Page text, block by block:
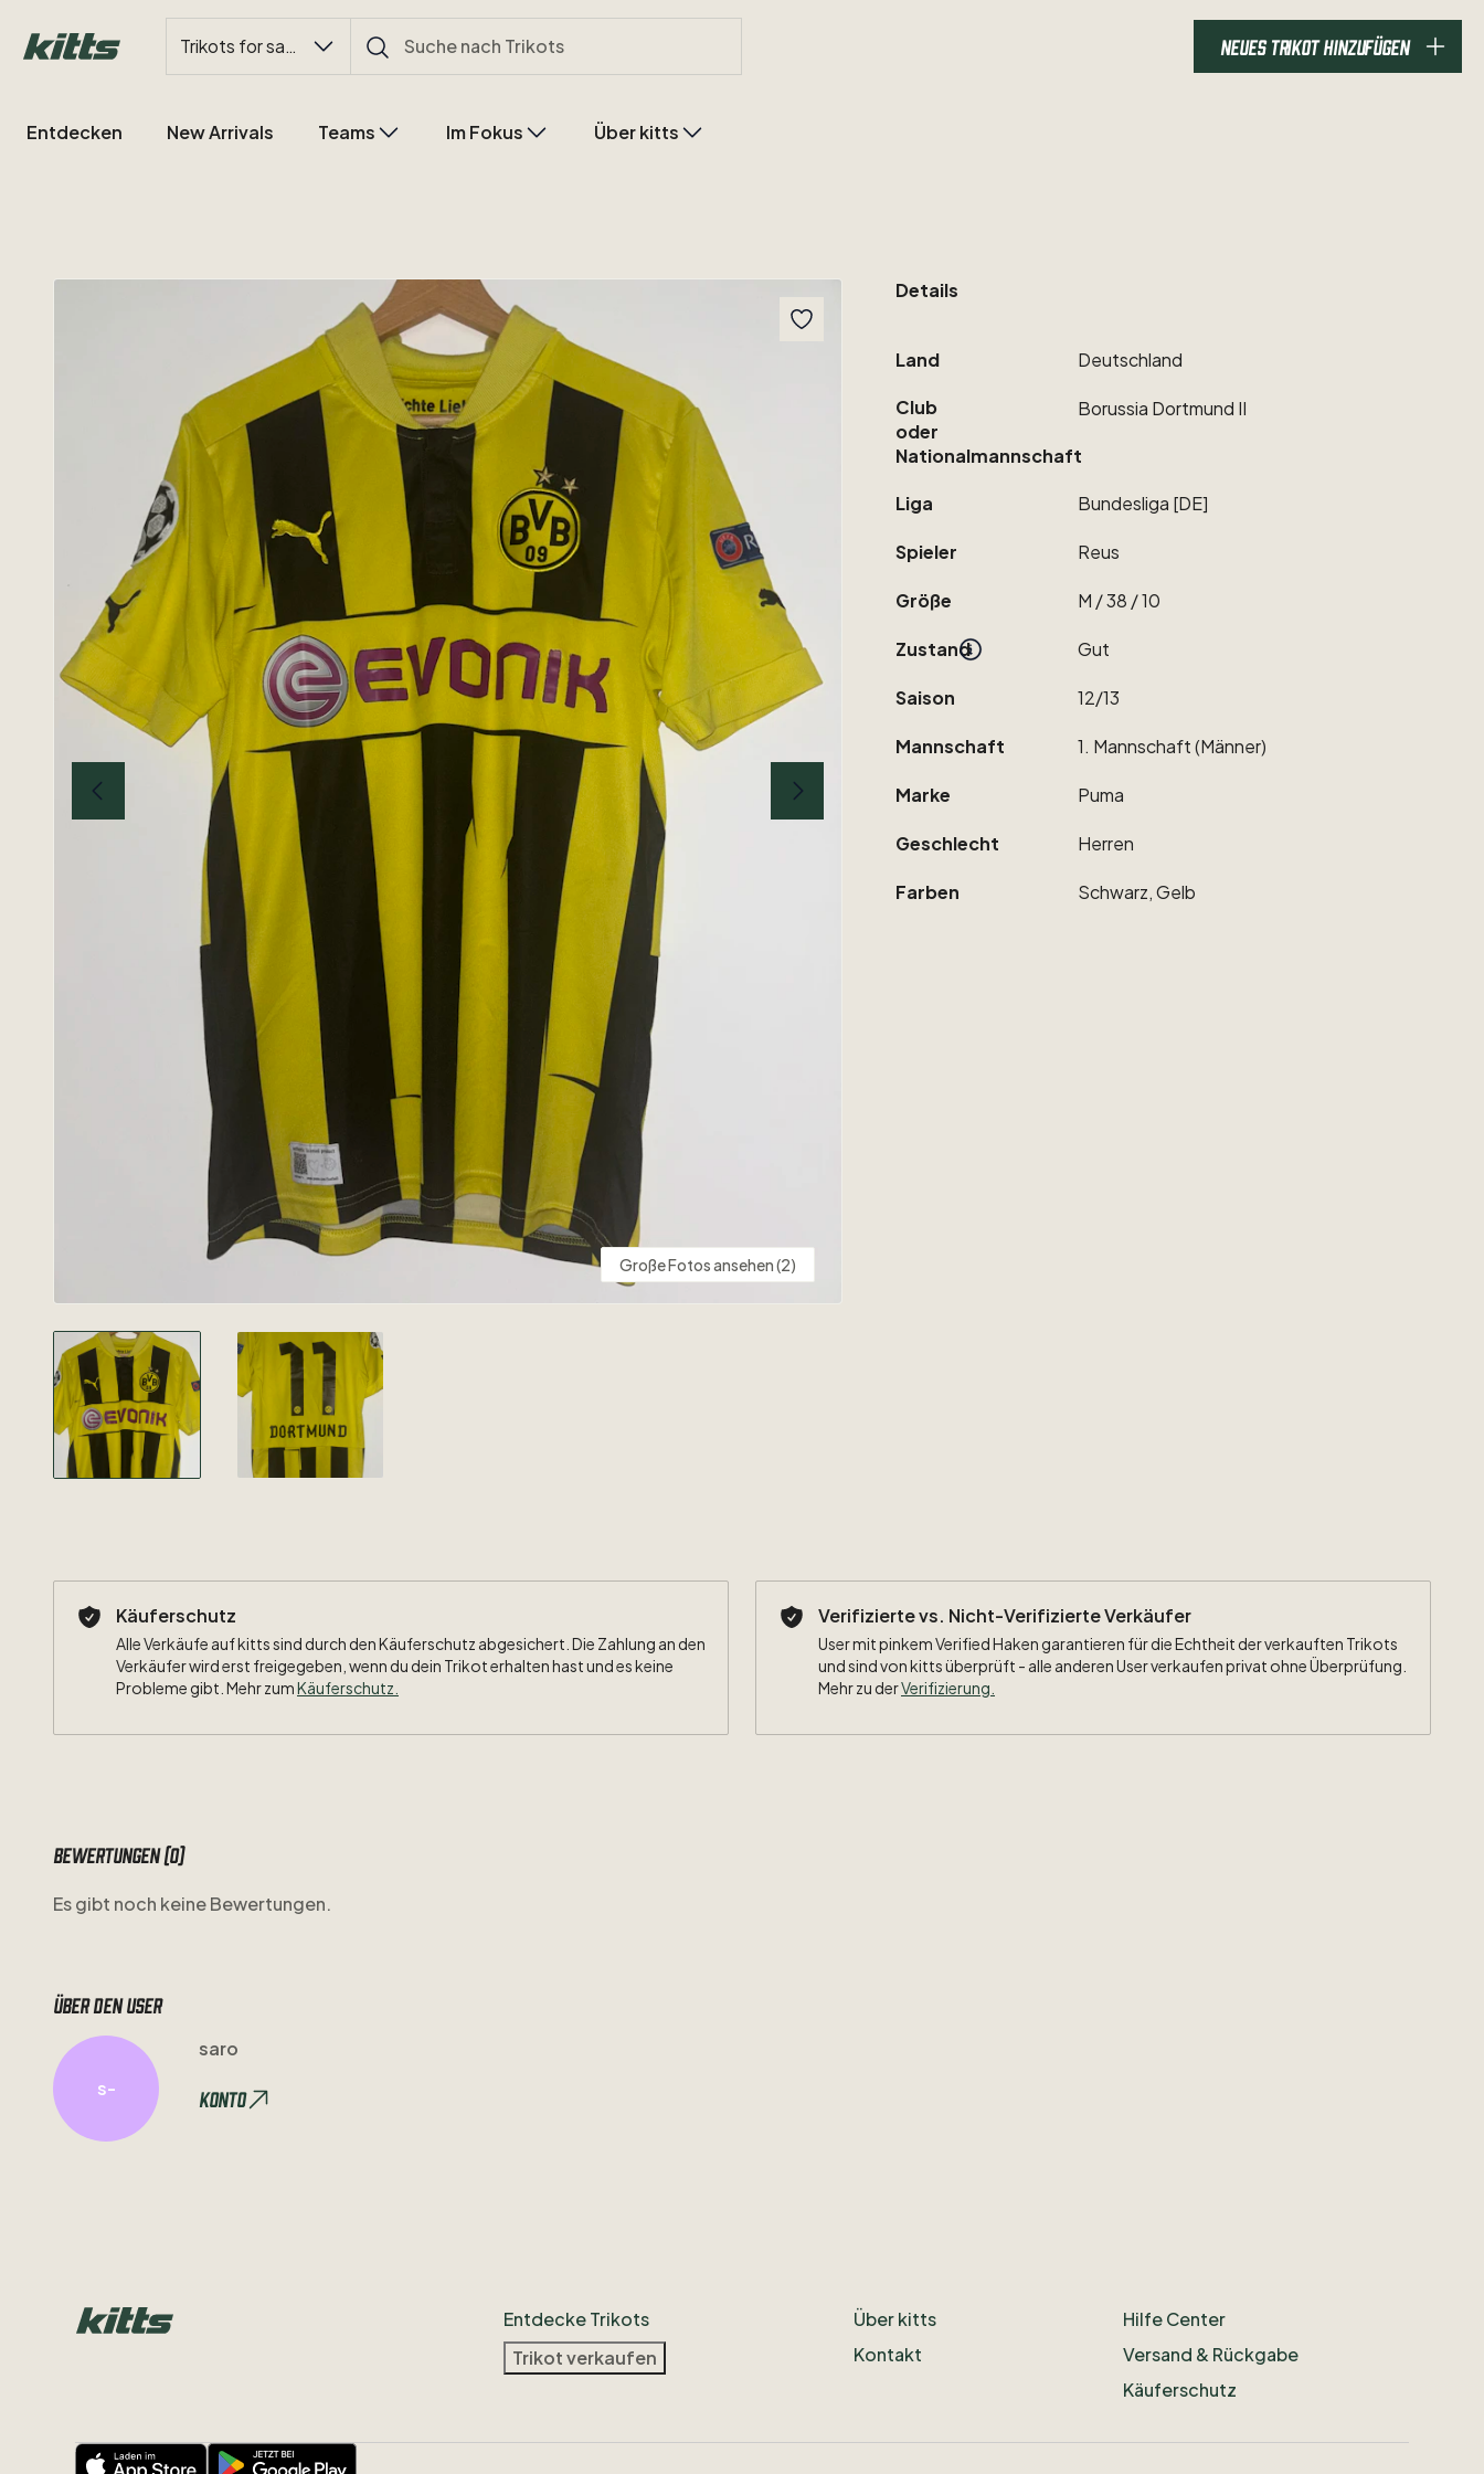
Trikots for sale NEUES TRIKOT HINZUFÜGEN
Entdecken New Arrivals Teams Im Fokus Über kitts
Große Fotos ansehen (2)
Details
Land Deutschland
Club
oder
Nationalmannschaft
Borussia Dortmund II
Liga Bundesliga [DE]
Spieler Reus
Größe M ​/​38 ​/​10
Zustand Gut
Saison 12​/​13
Mannschaft 1. Mannschaft(Männer)
Marke Puma
Geschlecht Herren
Farben Schwarz,Gelb
Käuferschutz
Alle Verkäufe auf kitts sind durch den Käuferschutz abgesichert. Die Zahlung an den
Verkäufer wird erst freigegeben, wenn du dein Trikot erhalten hast und es keine
Probleme gibt. Mehr zumKäuferschutz
Verifizierte vs. Nicht-Verifizierte Verkäufer
User mit pinkem Verified Haken garantieren für die Echtheit der verkauften Trikots
und sind von kitts überprüft - alle anderen User verkaufen privat ohne Überprüfung.
Mehr zu derVerifizierung.
Bewertungen (0)
Es gibt noch keine Bewertungen.
Über den user
s-
saro
Konto
Entdecke Trikots
Trikot verkaufen
Über kitts
Kontakt
Hilfe Center
Versand & Rückgabe
Käuferschutz